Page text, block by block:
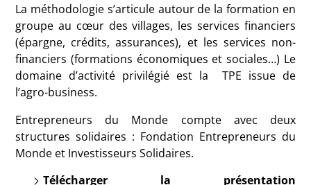
La méthodologie s’articule autour de la formation en
groupe au cœur des villages, les services financiers
(épargne, crédits, assurances), et les services non-
financiers (formations économiques et sociales…) Le
domaine d’activité privilégié est la TPE issue de
l’agro-business.
Entrepreneurs du Monde compte avec deux
structures solidaires : Fondation Entrepreneurs du
Monde et Investisseurs Solidaires.
Télécharger la présentation